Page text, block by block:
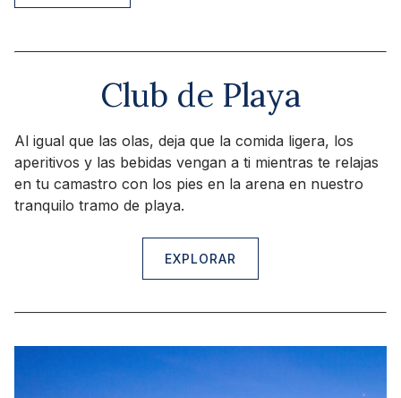
Club de Playa
Al igual que las olas, deja que la comida ligera, los
aperitivos y las bebidas vengan a ti mientras te relajas
en tu camastro con los pies en la arena en nuestro
tranquilo tramo de playa.
EXPLORAR